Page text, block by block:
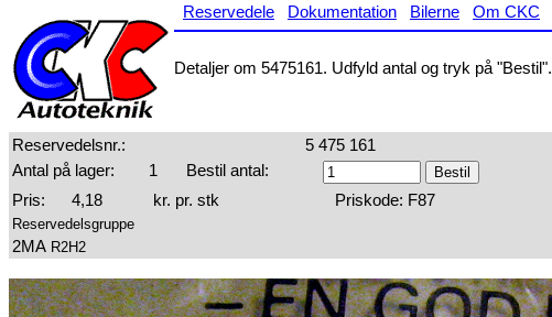
Reservedele Dokumentation Bilerne Om CKC
Detaljer om 5475161. Udfyld antal og tryk på "Bestil".
Reservedelsnr.: 5 475 161
Antal på lager:
1
Bestil antal:
Pris:
4,18 kr. pr. stk Priskode: F87
Reservedelsgruppe
2MA R2H2